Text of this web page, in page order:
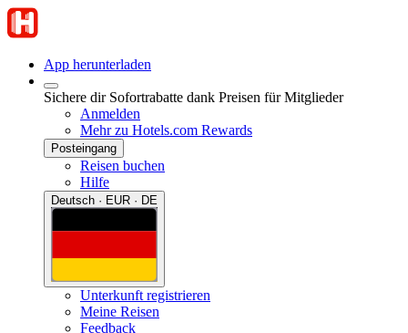
App herunterladen
Sichere dir Sofortrabatte dank Preisen für Mitglieder
Anmelden
Mehr zu Hotels.com Rewards
Posteingang
Reisen buchen
Hilfe
Deutsch · EUR · DE
Unterkunft registrieren
Meine Reisen
Feedback